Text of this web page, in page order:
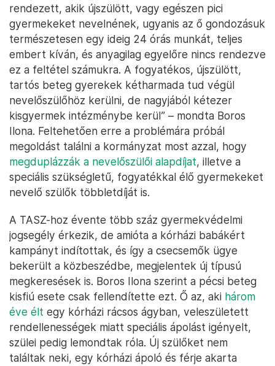
rendezett, akik újszülött, vagy egészen pici
gyermekeket nevelnének, ugyanis az ő gondozásuk
természetesen egy ideig 24 órás munkát, teljes
embert kíván, és anyagilag egyelőre nincs rendezve
ez a feltétel számukra. A fogyatékos, újszülött,
tartós beteg gyerekek kétharmada tud végül
nevelőszülőhöz kerülni, de nagyjából kétezer
kisgyermek intézménybe kerül” – mondta Boros
Ilona. Feltehetően erre a problémára próbál
megoldást találni a kormányzat most azzal, hogy
megduplázzák a nevelőszülői alapdíjat, illetve a
speciális szükségletű, fogyatékkal élő gyermekeket
nevelő szülők többletdíját is.
A TASZ-hoz évente több száz gyermekvédelmi
jogsegély érkezik, de amióta a kórházi babákért
kampányt indítottak, és így a csecsemők ügye
bekerült a közbeszédbe, megjelentek új típusú
megkeresések is. Boros Ilona szerint a pécsi beteg
kisfiú esete csak fellendítette ezt. Ő az, aki három
éve élt egy kórházi rácsos ágyban, veleszületett
rendellenességek miatt speciális ápolást igényelt,
szülei pedig lemondtak róla. Új szülőket nem
találtak neki, egy kórházi ápoló és férje akarta